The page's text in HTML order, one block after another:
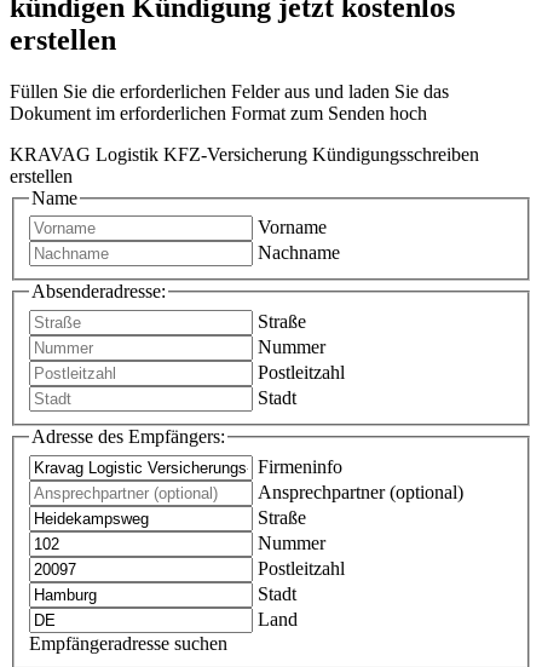
kündigen Kündigung jetzt kostenlos
erstellen
Füllen Sie die erforderlichen Felder aus und laden Sie das
Dokument im erforderlichen Format zum Senden hoch
KRAVAG Logistik KFZ-Versicherung Kündigungsschreiben
erstellen
Name
Vorname
Nachname
Absenderadresse:
Straße
Nummer
Postleitzahl
Stadt
Adresse des Empfängers:
Firmeninfo
Ansprechpartner (optional)
Straße
Nummer
Postleitzahl
Stadt
Land
Empfängeradresse suchen